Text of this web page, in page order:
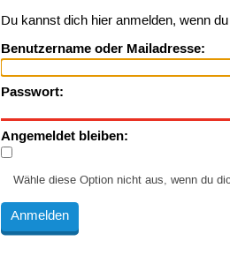
Du kannst dich hier anmelden, wenn
Benutzername oder Mailadresse:
Passwort:
Angemeldet bleiben:
Wähle diese Option nicht aus, wenn du